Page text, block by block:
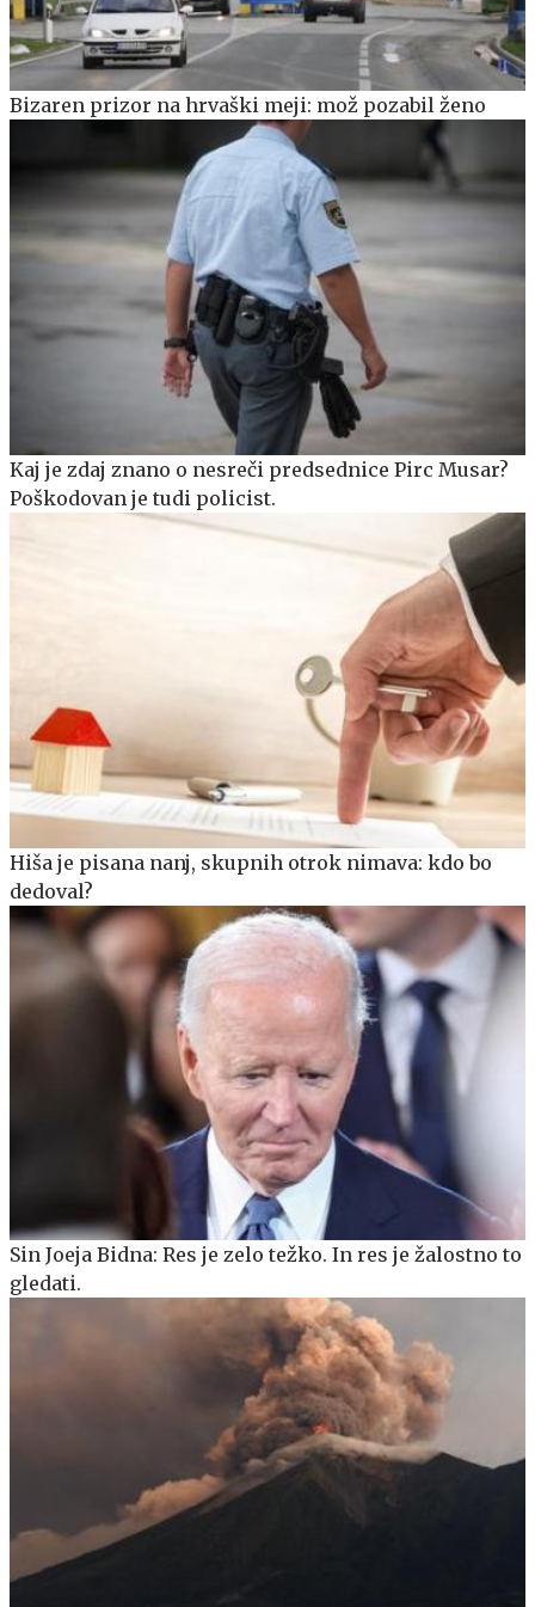
Bizaren prizor na hrvaški meji: mož pozabil ženo
Kaj je zdaj znano o nesreči predsednice Pirc Musar?
Poškodovan je tudi policist.
Hiša je pisana nanj, skupnih otrok nimava: kdo bo
dedoval?
Sin Joeja Bidna: Res je zelo težko. In res je žalostno to
gledati.